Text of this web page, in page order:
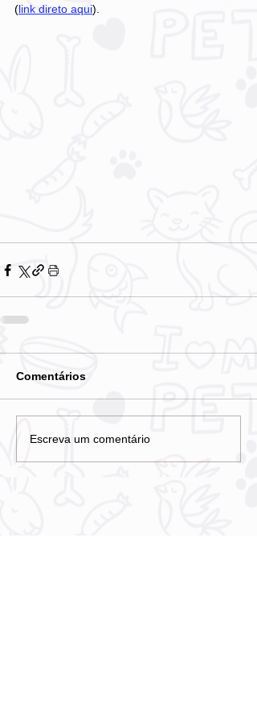
(link direto aqui).
Comentários
Escreva um comentário